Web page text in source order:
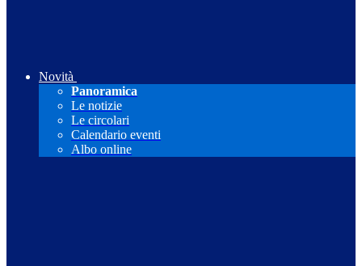
Novità
Panoramica
Le notizie
Le circolari
Calendario eventi
Albo online